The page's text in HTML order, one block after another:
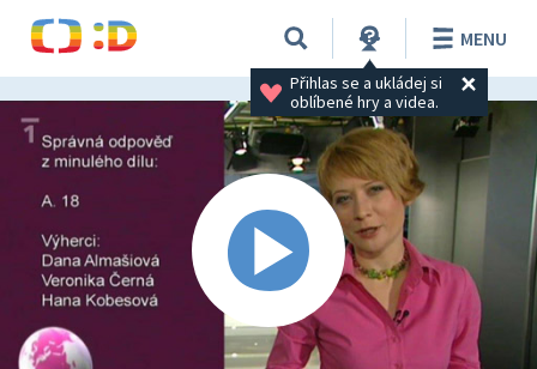
Přihlas se a ukládej si
oblíbené hry a videa.
MENU